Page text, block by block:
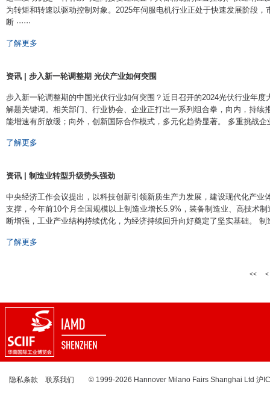
为转矩和转速以驱动控制对象。2025年伺服电机行业正处于快速发展阶段
断 ······
了解更多
资讯 | 步入新一轮调整期 光伏产业如何突围
步入新一轮调整期的中国光伏行业如何突围？近日召开的2024光伏行业年
解题关键词。相关部门、行业协会、企业正打出一系列组合拳，向内，持续
能增速有所放缓；向外，创新国际合作模式，多元化趋势显著。 多重挑战企业
了解更多
资讯 | 制造业转型升级势头强劲
中央经济工作会议提出，以科技创新引领新质生产力发展，建设现代化产业
支撑，今年前10个月全国规模以上制造业增长5.9%，装备制造业、高技术制
断增强，工业产业结构持续优化，为经济持续回升向好奠定了坚实基础。 制
了解更多
<< <
隐私条款 联系我们 © 1999-2026 Hannover Milano Fairs Shanghai Ltd 沪